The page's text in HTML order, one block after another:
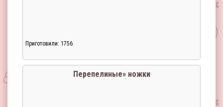
Приготовили: 1756
Перепелиные» ножки